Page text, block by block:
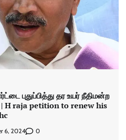
புதுப்பித்து தர உயர் நீதிமன்ற
H raja petition to renew his
6, 2024 0